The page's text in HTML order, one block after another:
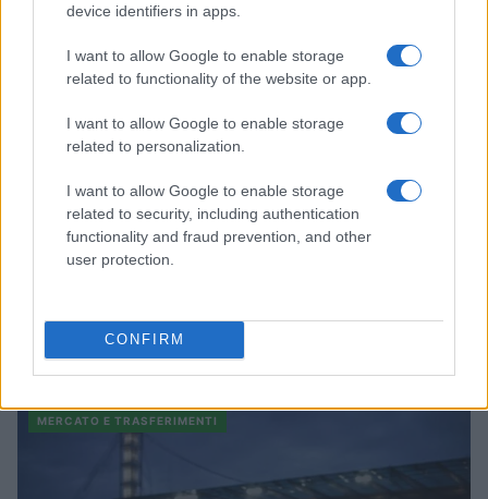
device identifiers in apps.
I want to allow Google to enable storage
related to functionality of the website or app.
I want to allow Google to enable storage
related to personalization.
I want to allow Google to enable storage
related to security, including authentication
functionality and fraud prevention, and other
user protection.
CONFIRM
MERCATO E TRASFERIMENTI
Davide Cacace elogia Mattia Esposito: il futuro del calcio
Andrea Conforti · 5 Ago 2026
MERCATO E TRASFERIMENTI